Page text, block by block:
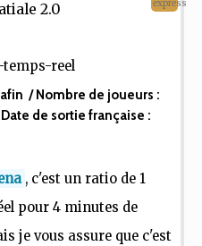
2.0
/ Nombre de joueurs :
de sortie française :
, c'est un ratio de 1
pour 4 minutes de
je vous assure que c'est